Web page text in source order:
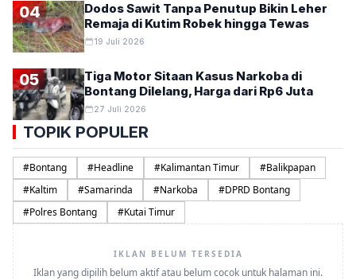
04
Dodos Sawit Tanpa Penutup Bikin Leher
Remaja di Kutim Robek hingga Tewas
19 Juli 2026
05
Tiga Motor Sitaan Kasus Narkoba di
Bontang Dilelang, Harga dari Rp6 Juta
27 Juli 2026
TOPIK POPULER
#Bontang #Headline #Kalimantan Timur #Balikpapan
#Kaltim #Samarinda #Narkoba #DPRD Bontang
#Polres Bontang #Kutai Timur
IKLAN BELUM TERSEDIA
Iklan yang dipilih belum aktif atau belum cocok untuk halaman ini.